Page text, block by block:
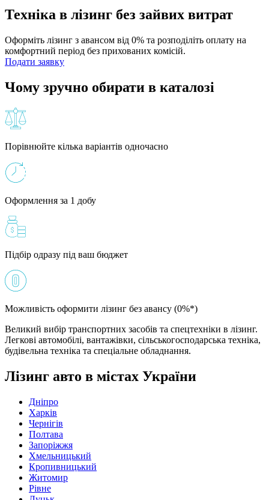
Техніка в лізинг без зайвих витрат
Оформіть лізинг з авансом від 0% та розподіліть оплату на
комфортний період без прихованих комісій.
Подати заявку
Чому зручно обирати в каталозі
Порівнюйте кілька варіантів одночасно
Оформлення за 1 добу
Підбір одразу під ваш бюджет
Можливість оформити лізинг без авансу (0%*)
Великий вибір транспортних засобів та спецтехніки в лізинг.
Легкові автомобілі, вантажівки, сільськогосподарська техніка,
будівельна техніка та спеціальне обладнання.
Лізинг авто в містах України
Дніпро
Харків
Чернігів
Полтава
Запоріжжя
Хмельницький
Кропивницький
Житомир
Рівне